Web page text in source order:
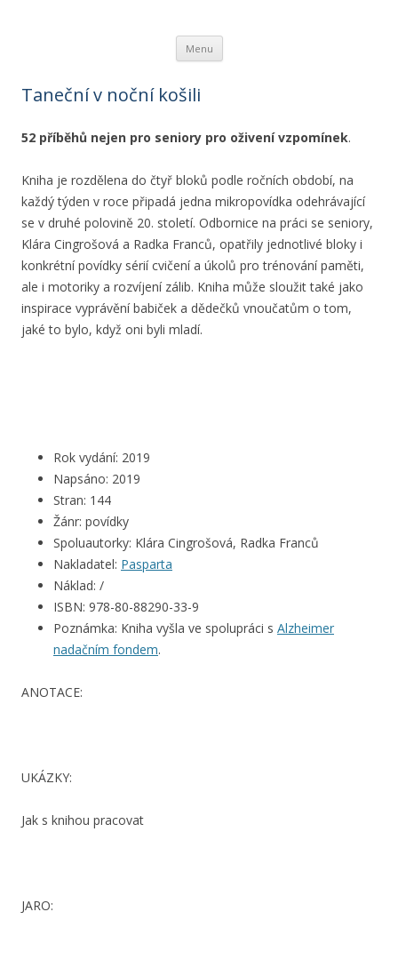
Menu Přejít k obsahu webu
Taneční v noční košili
52 příběhů nejen pro seniory pro oživení vzpomínek.
Kniha je rozdělena do čtyř bloků podle ročních období, na
každý týden v roce připadá jedna mikropovídka odehrávající
se v druhé polovině 20. století. Odbornice na práci se seniory,
Klára Cingrošová a Radka Franců, opatřily jednotlivé bloky i
konkrétní povídky sérií cvičení a úkolů pro trénování paměti,
ale i motoriky a rozvíjení zálib. Kniha může sloužit také jako
inspirace vyprávění babiček a dědečků vnoučatům o tom,
jaké to bylo, když oni byli mladí.
Rok vydání: 2019
Napsáno: 2019
Stran: 144
Žánr: povídky
Spoluautorky: Klára Cingrošová, Radka Franců
Nakladatel: Pasparta
Náklad: /
ISBN: 978-80-88290-33-9
Poznámka: Kniha vyšla ve spolupráci s Alzheimer
nadačním fondem.
ANOTACE:
UKÁZKY:
Jak s knihou pracovat
JARO: